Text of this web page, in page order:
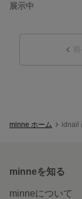
展示中
minne ホーム idnail
minneを知る
minneについて